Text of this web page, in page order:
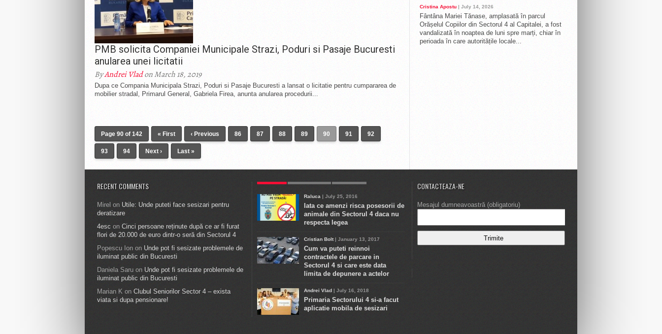
PMB solicita Companiei Municipale Strazi, Poduri si Pasaje Bucuresti
anularea unei licitatii
ByAndrei Vladon March 18, 2019
Dupa ce Compania Municipala Strazi, Poduri si Pasaje Bucuresti a lansat o licitatie pentru cumpararea de
mobilier stradal, Primarul General, Gabriela Firea, anunta anularea procedurii...
Page 90 of 142 « First ‹ Previous 86 87 88 89 90 91 92
93 94 Next › Last »
Cristina Apostu | July 14, 2026
Fântâna Mariei Tănase, amplasată în parcul
Orășelul Copiilor din Sectorul 4 al Capitalei, a fost
vandalizată în noaptea de luni spre marți, chiar în
perioada în care autoritățile locale...
RECENT COMMENTS
Mirel on Utile: Unde puteti face sesizari pentru
deratizare
4esc on Cinci persoane reținute după ce ar fi furat
flori de 20.000 de euro dintr-o seră din Sectorul 4
Popescu Ion on Unde pot fi sesizate problemele de
iluminat public din Bucuresti
Daniela Saru on Unde pot fi sesizate problemele de
iluminat public din Bucuresti
Marian K on Clubul Seniorilor Sector 4 – exista
viata si dupa pensionare!
Raluca | July 25, 2016
Iata ce amenzi risca posesorii de
animale din Sectorul 4 daca nu
respecta legea
Cristian Bolt| January 13, 2017
Cum va puteti reinnoi
contractele de parcare in
Sectorul 4 si care este data
limita de depunere a actelor
Andrei Vlad | July 16, 2018
Primaria Sectorului 4 si-a facut
aplicatie mobila de sesizari
CONTACTEAZA-NE
Mesajul dumneavoastră (obligatoriu)